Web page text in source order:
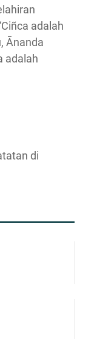
adalah
Ānanda
adalah
di